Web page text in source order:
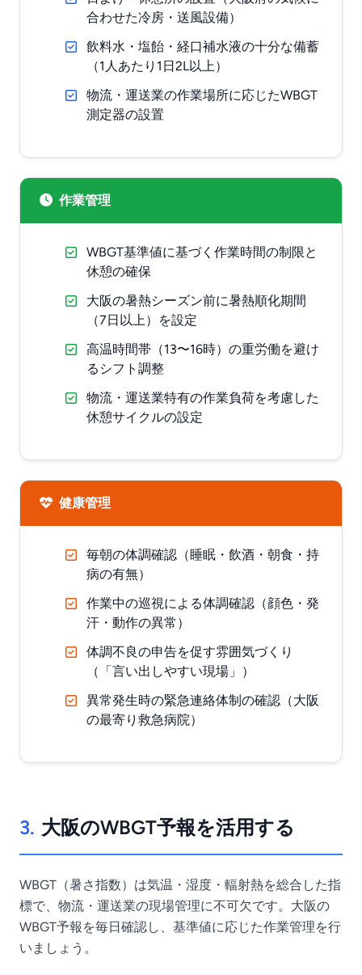
合わせた冷房・送風設備）
飲料水・塩飴・経口補水液の十分な備蓄
（1人あたり1日2L以上）
物流・運送業の作業場所に応じたWBGT
測定器の設置
作業管理
WBGT基準値に基づく作業時間の制限と
休憩の確保
大阪の暑熱シーズン前に暑熱順化期間
（7日以上）を設定
高温時間帯（13〜16時）の重労働を避け
るシフト調整
物流・運送業特有の作業負荷を考慮した
休憩サイクルの設定
健康管理
毎朝の体調確認（睡眠・飲酒・朝食・持
病の有無）
作業中の巡視による体調確認（顔色・発
汗・動作の異常）
体調不良の申告を促す雰囲気づくり
（「言い出しやすい現場」）
異常発生時の緊急連絡体制の確認（大阪
の最寄り救急病院）
3. 大阪のWBGT予報を活用する
WBGT（暑さ指数）は気温・湿度・輻射熱を総合した指
標で、物流・運送業の現場管理に不可欠です。大阪の
WBGT予報を毎日確認し、基準値に応じた作業管理を行
いましょう。